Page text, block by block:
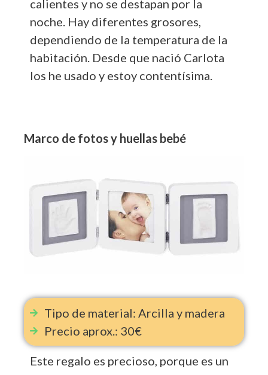
calientes y no se destapan por la
noche. Hay diferentes grosores,
dependiendo de la temperatura de la
habitación. Desde que nació Carlota
los he usado y estoy contentísima.
Marco de fotos y huellas bebé
Tipo de material: Arcilla y madera
Precio aprox.: 30€
Este regalo es precioso, porque es un